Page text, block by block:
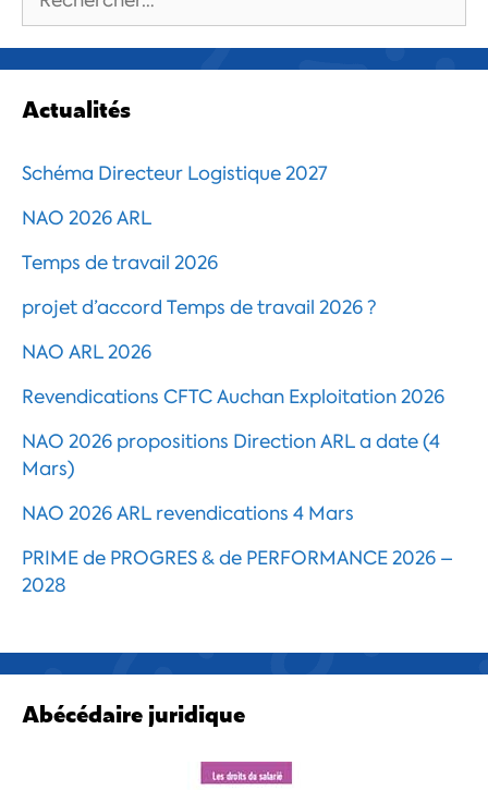
Actualités
Schéma Directeur Logistique 2027
NAO 2026 ARL
Temps de travail 2026
projet d’accord Temps de travail 2026 ?
NAO ARL 2026
Revendications CFTC Auchan Exploitation 2026
NAO 2026 propositions Direction ARL a date (4
Mars)
NAO 2026 ARL revendications 4 Mars
PRIME de PROGRES & de PERFORMANCE 2026 –
2028
Abécédaire juridique